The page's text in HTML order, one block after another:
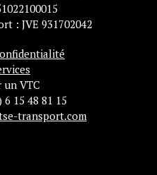
: JVE 931702042
un VTC
15 48 81 15
transport.com